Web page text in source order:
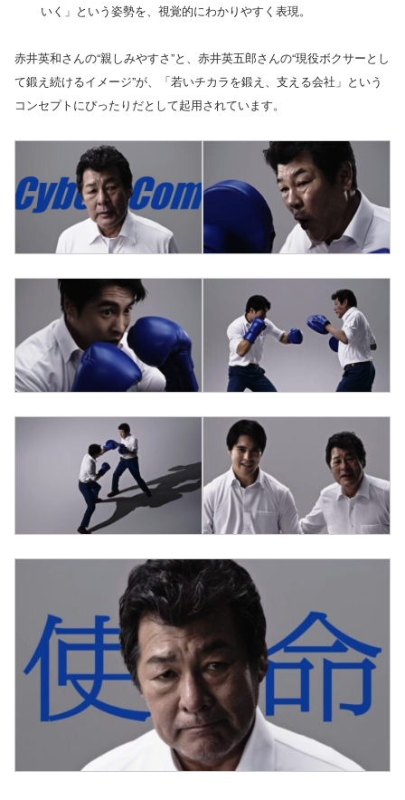
いく」という姿勢を、視覚的にわかりやすく表現。
赤井英和さんの“親しみやすさ”と、赤井英五郎さんの“現役ボクサーとし
て鍛え続けるイメージ”が、「若いチカラを鍛え、支える会社」という
コンセプトにぴったりだとして起用されています。